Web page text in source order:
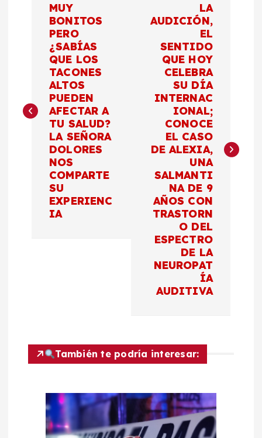
g
e
n
MUY
BONITOS
PERO
¿SABÍAS
QUE LOS
TACONES
ALTOS
PUEDEN
AFECTAR A
TU SALUD?
LA SEÑORA
DOLORES
NOS
COMPARTE
SU
EXPERIENC
IA
LA
AUDICIÓN,
EL
SENTIDO
QUE HOY
CELEBRA
SU DÍA
INTERNAC
IONAL;
CONOCE
EL CASO
DE ALEXIA,
UNA
SALMANTI
NA DE 9
AÑOS CON
TRASTORN
O DEL
ESPECTRO
DE LA
NEUROPAT
ÍA
AUDITIVA
También te podría interesar: